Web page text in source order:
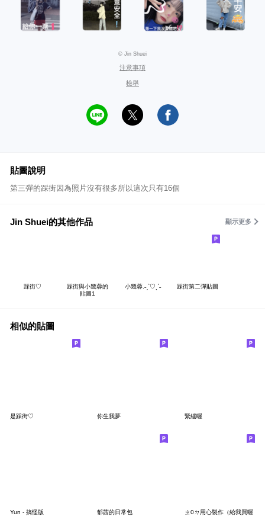
© Jin Shuei
注意事項
檢舉
貼圖說明
第三彈的踩街因為照片沒有很多所以這次只有16個
Jin Shuei的其他作品 顯示更多
踩街♡
踩街與小幾蓉的
貼圖1
小幾蓉.˗ˏˋ♡ˎˊ˗ 踩街第二彈貼圖
相似的貼圖
是踩街♡ 你生我夢 緊繃喔
Yun - 搞怪版 郁茜的日常包 ㄓ0ㄉ用心製作（給我買喔